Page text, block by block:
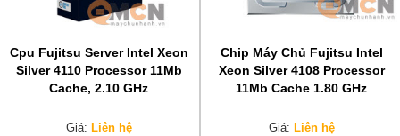
Cpu Fujitsu Server Intel Xeon
Silver 4110 Processor 11Mb
Cache, 2.10 GHz
Giá: Liên hệ
Chip Máy Chủ Fujitsu Intel
Xeon Silver 4108 Processor
11Mb Cache 1.80 GHz
Giá: Liên hệ